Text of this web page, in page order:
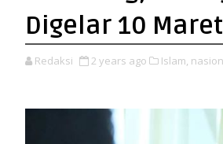
Digelar 10
Redaksi 2 years ago Islam,